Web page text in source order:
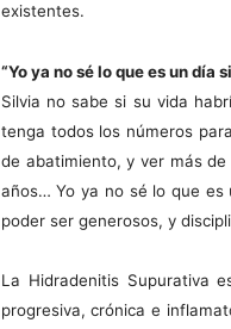
existentes.
“Yo ya no sé lo que es un día
Silvia no sabe si su vida
tenga todos los números
de abatimiento, y ver más
años… Yo ya no sé lo que es
poder ser generosos, y
La Hidradenitis Supurativa
progresiva, crónica e